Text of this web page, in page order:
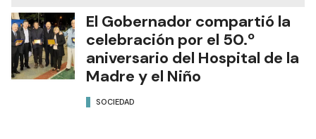
El Gobernador compartió la
celebración por el 50.º
aniversario del Hospital de la
Madre y el Niño
SOCIEDAD